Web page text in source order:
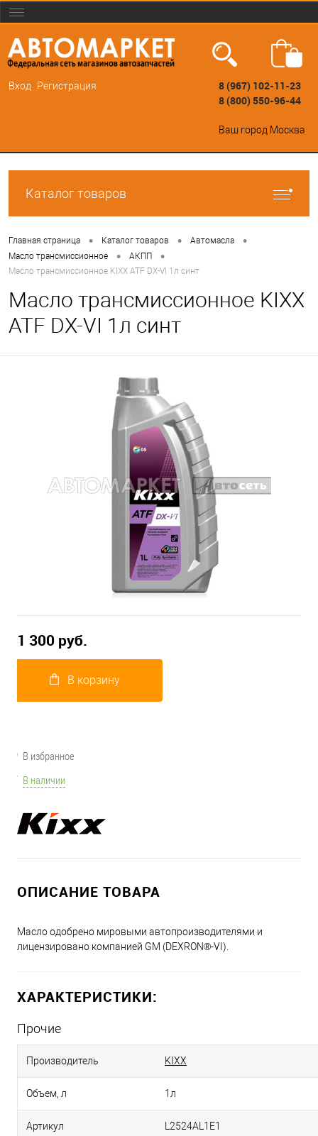
Вход Регистрация
8 (967) 102-11-23
8 (800) 550-96-44
Ваш город Москва
Каталог товаров
Главная страница • Каталог товаров • Автомасла •
Масло трансмиссионное • АКПП •
Масло трансмиссионное KIXX ATF DX-VI 1л синт
Масло трансмиссионное KIXX
ATF DX-VI 1л синт
1 300 руб.
В корзину
В избранное
В наличии
ОПИСАНИЕ ТОВАРА
Масло одобрено мировыми автопроизводителями и
лицензировано компанией GM (DEXRON®-VI).
ХАРАКТЕРИСТИКИ:
Прочие
Производитель KIXX
Объем, л 1л
Артикул L2524AL1E1